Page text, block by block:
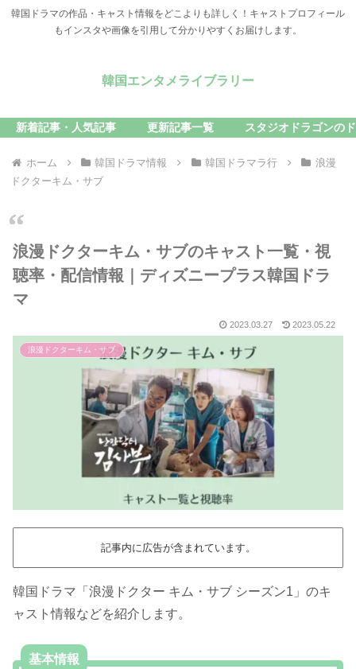
韓国ドラマの作品・キャスト情報をどこよりも詳しく！キャストプロフィール
もインスタや画像を引用して分かりやすくお届けします。
韓国エンタメライブラリー
新着記事・人気記事 更新記事一覧 スタジオドラゴンの
ホーム 韓国ドラマ情報 韓国ドラマラ行
浪漫
ドクターキム・サブ
浪漫ドクターキム・サブのキャスト一覧・視
聴率・配信情報｜ディズニープラス韓国ドラ
マ
2023.03.27 2023.05.22
浪漫ドクターキム・サブ
記事内に広告が含まれています。
韓国ドラマ「浪漫ドクター キム・サブ シーズン1」のキ
ャスト情報などを紹介します。
基本情報